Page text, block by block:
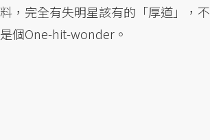
，完全有失明星該有的「厚道」，不
個One-hit-wonder。